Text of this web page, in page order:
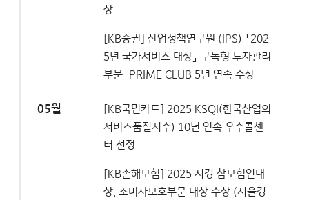
상
[KB증권] 산업정책연구원 (IPS) 「202
5년 국가서비스 대상」 구독형 투자관리
부문: PRIME CLUB 5년 연속 수상
05월
[KB국민카드] 2025 KSQI(한국산업의
서비스품질지수) 10년 연속 우수콜센
터 선정
[KB손해보험] 2025 서경 참보험인대
상, 소비자보호부문 대상 수상 (서울경